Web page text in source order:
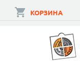
КОРЗИНА